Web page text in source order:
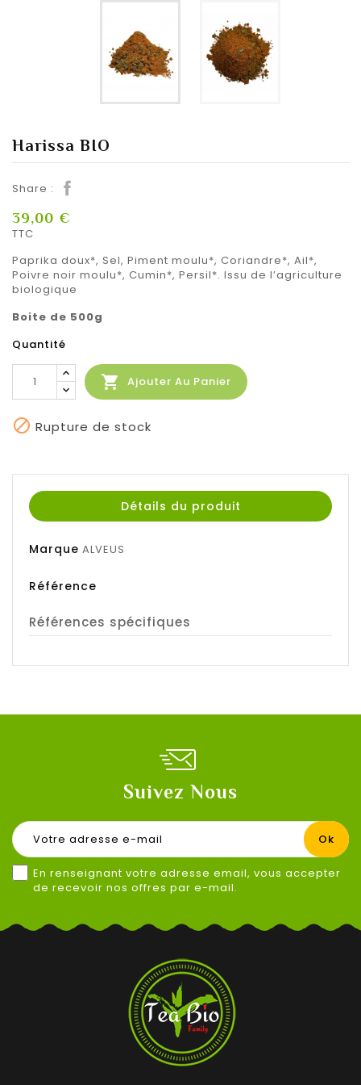
Harissa BIO
Share :
39,00 €
TTC
Paprika doux*, Sel, Piment moulu*, Coriandre*, Ail*,
Poivre noir moulu*, Cumin*, Persil*. Issu de l’agriculture
biologique
Boite de 500g
Quantité
 Ajouter Au Panier
 Rupture de stock
Détails du produit
Marque ALVEUS
Référence
Références spécifiques
Suivez Nous
En renseignant votre adresse email, vous accepter
de recevoir nos offres par e-mail.